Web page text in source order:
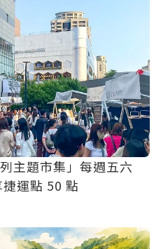
主題市集」每週五六
運點 50 點